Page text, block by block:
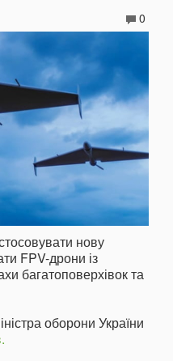
0
нову
FPV-дрони із
багатоповерхівок та
оборони України